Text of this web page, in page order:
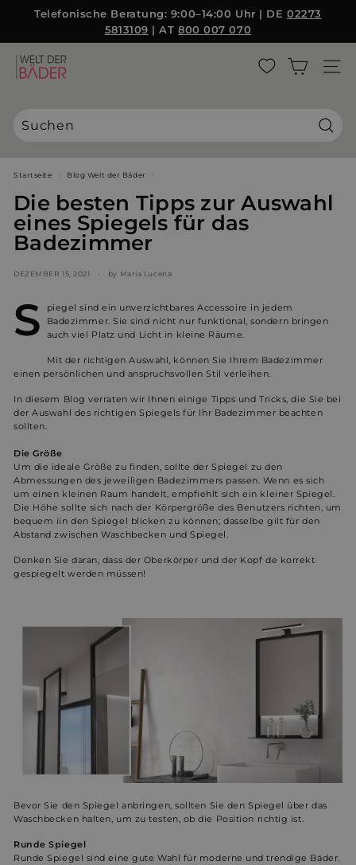
Pause
Diashow
Telefonische Beratung: 9:00–14:00 Uhr | DE 02273
5813109 | AT800 007 070
W
e
d
r
B
ä
d
e
r
L
Startseite Blog Welt der Bäder
Die besten Tipps zur Auswahl
eines Spiegels für das
Badezimmer
DEZEMBER 15, 2021 by Maria Lucena
S
piegel sind ein unverzichtbares Accessoire in jedem
Badezimmer. Sie sind nicht nur funktional, sondern bringen
auch viel Platz und Licht in kleine Räume.
Mit der richtigen Auswahl, können Sie Ihrem Badezimmer
einen persönlichen und anspruchsvollen Stil verleihen.
In diesem Blog verraten wir Ihnen einige Tipps und Tricks, die Sie bei
der Auswahl des richtigen Spiegels für Ihr Badezimmer beachten
sollten.
Die Größe
Um die ideale Größe zu finden, sollte der Spiegel zu den
Abmessungen des jeweiligen Badezimmers passen. Wenn es sich
um einen kleinen Raum handelt, empfiehlt sich ein kleiner Spiegel.
Die Höhe sollte sich nach der Körpergröße des Benutzers richten, um
bequem iin den Spiegel blicken zu können; dasselbe gilt für den
Abstand zwischen Waschbecken und Spiegel.
Denken Sie daran, dass der Oberkörper und der Kopf de korrekt
gespiegelt werden müssen!
Bevor Sie den Spiegel anbringen, sollten Sie den Spiegel über das
Waschbecken halten, um zu testen, ob die Position richtig ist.
Runde Spiegel
Runde Spiegel sind eine gute Wahl für moderne und trendige Bäder.